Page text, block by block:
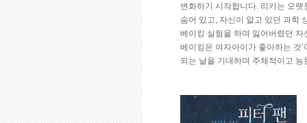
변화하기 시작합니다. 리카는 오
숨어 있고, 자신이 알고 있던 과학
베이킹 실험을 하며 잃어버렸던
베이킹은 여자아이가 좋아하는 것
되는 날을 기대하며 주체적이고